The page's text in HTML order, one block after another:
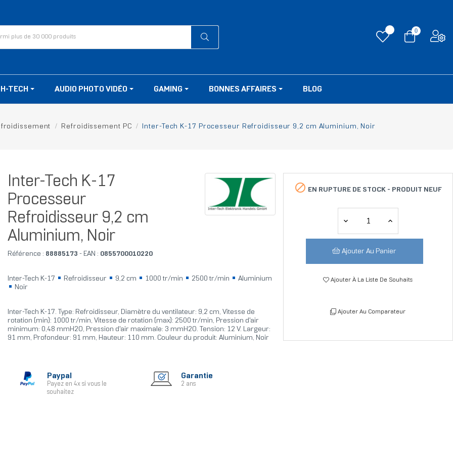
0
TECH AUDIO PHOTO VIDÉO GAMING BONNES AFFAIRES BLOG
Refroidissement PC Inter-Tech K-17 Processeur Refroidisseur 9,2 cm Aluminium, Noir
Inter-Tech K-17
Processeur
Refroidisseur 9,2 cm
Aluminium, Noir
Référence : 88885173 - EAN : 0855700010220
Inter-Tech K-17 Refroidisseur 9,2 cm 1000 tr/min 2500 tr/min
Aluminium
Noir
Inter-Tech K-17. Type: Refroidisseur, Diamètre du ventilateur: 9,2 cm, Vitesse de
rotation (min): 1000 tr/min, Vitesse de rotation (max): 2500 tr/min, Pression d'air
minimum: 0,48 mmH2O, Pression d'air maximale: 3 mmH2O. Tension: 12 V. Largeur:
91 mm, Profondeur: 91 mm, Hauteur: 110 mm. Couleur du produit: Aluminium, Noir
Paypal
Payez en 4x si vous le
souhaitez
Garantie
2 ans
 EN RUPTURE DE STOCK - PRODUIT NEUF
Ajouter Au Panier
Ajouter À La Liste De Souhaits
Ajouter Au Comparateur